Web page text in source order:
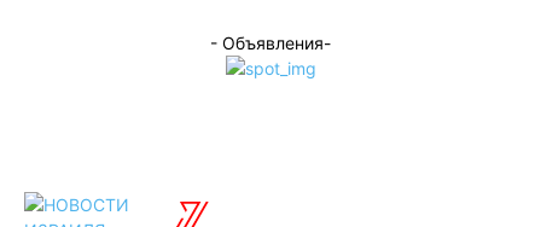
- Объявления-